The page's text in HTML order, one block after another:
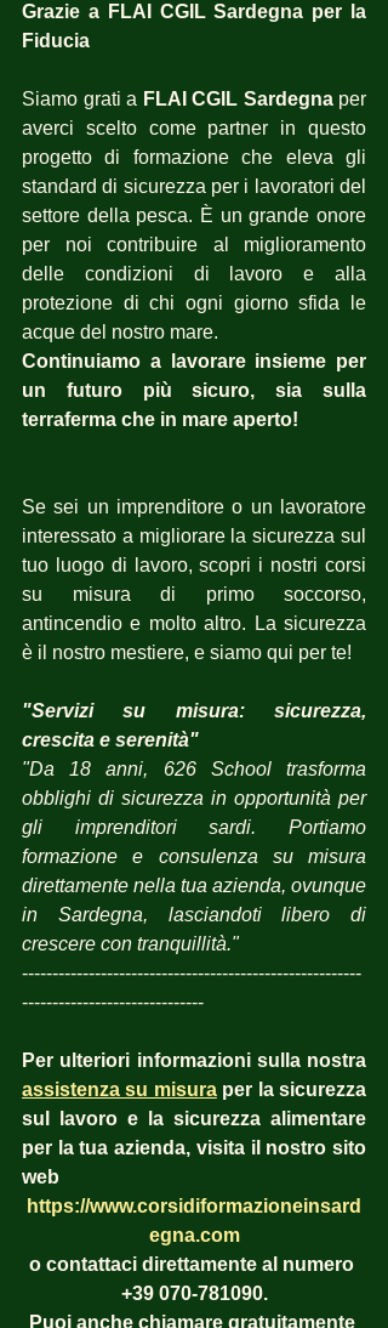
Grazie a FLAI CGIL Sardegna per la
Fiducia
Siamo grati a FLAI CGIL Sardegna per
averci scelto come partner in questo
progetto di formazione che eleva gli
standard di sicurezza per i lavoratori del
settore della pesca. È un grande onore
per noi contribuire al miglioramento
delle condizioni di lavoro e alla
protezione di chi ogni giorno sfida le
acque del nostro mare.
Continuiamo a lavorare insieme per
un futuro più sicuro, sia sulla
terraferma che in mare aperto!
Se sei un imprenditore o un lavoratore
interessato a migliorare la sicurezza sul
tuo luogo di lavoro, scopri i nostri corsi
su misura di primo soccorso,
antincendio e molto altro. La sicurezza
è il nostro mestiere, e siamo qui per te!
"Servizi su misura: sicurezza,
crescita e serenità"
"Da 18 anni, 626 School trasforma
obblighi di sicurezza in opportunità per
gli imprenditori sardi. Portiamo
formazione e consulenza su misura
direttamente nella tua azienda, ovunque
in Sardegna, lasciandoti libero di
crescere con tranquillità."
--------------------------------------------------------
------------------------------
assistenza su misura per la sicurezza
sul lavoro e la sicurezza alimentare
per la tua azienda, visita il nostro sito
web
https://www.corsidiformazioneinsard
egna.com
o contattaci direttamente al numero
+39 070-781090.
Puoi anche chiamare gratuitamente